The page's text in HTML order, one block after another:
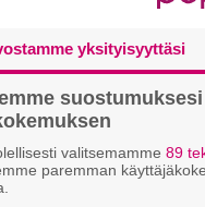
yksityisyyttäsi
valitsemamme 89
paremman